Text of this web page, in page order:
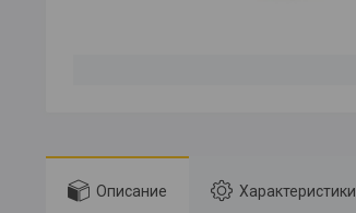
Описание Характеристики